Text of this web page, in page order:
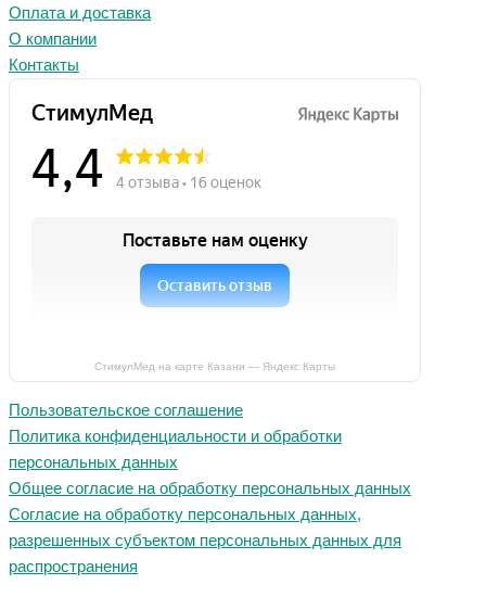
Оплата и доставка
О компании
Контакты
СтимулМед на карте Казани — Яндекс Карты
Пользовательское соглашение
Политика конфиденциальности и обработки
персональных данных
Общее согласие на обработку персональных данных
Согласие на обработку персональных данных,
разрешенных субъектом персональных данных для
распространения